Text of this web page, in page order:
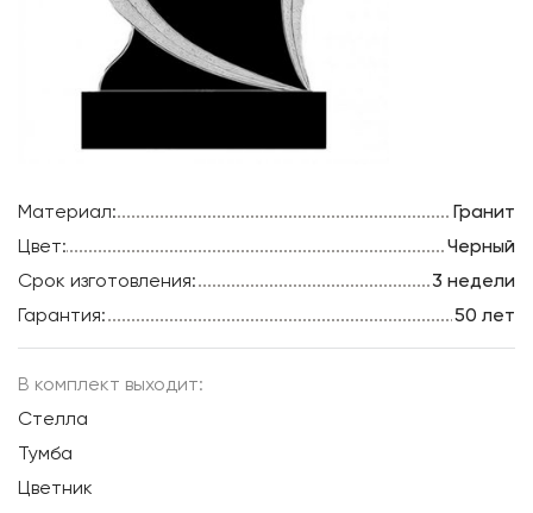
Материал:
Гранит
Цвет:
Черный
Срок изготовления:
3 недели
Гарантия:
50 лет
В комплект выходит:
Стелла
Тумба
Цветник